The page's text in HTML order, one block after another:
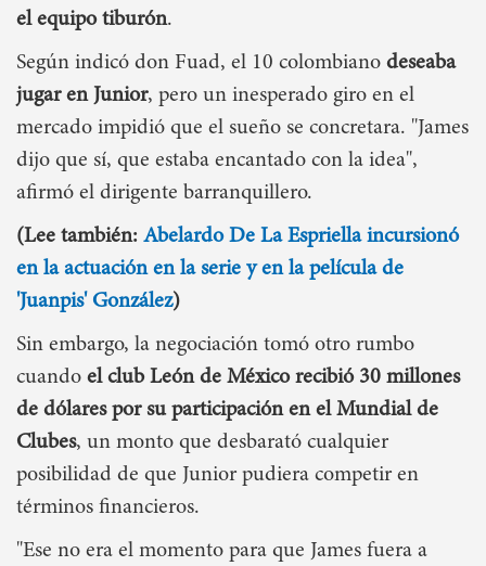
el equipo tiburón.
Según indicó don Fuad, el 10 colombiano deseaba
jugar en Junior, pero un inesperado giro en el
mercado impidió que el sueño se concretara. "James
dijo que sí, que estaba encantado con la idea",
afirmó el dirigente barranquillero.
(Lee también: Abelardo De La Espriella incursionó
en la actuación en la serie y en la película de
'Juanpis' González)
Sin embargo, la negociación tomó otro rumbo
cuando el club León de México recibió 30 millones
de dólares por su participación en el Mundial de
Clubes, un monto que desbarató cualquier
posibilidad de que Junior pudiera competir en
términos financieros.
"Ese no era el momento para que James fuera a